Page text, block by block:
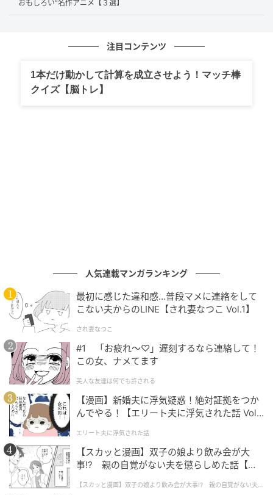
突破している社員もいるのだそう。
「会社が倒産したらどうなっちゃうの？」「会社が
（資金を）どういうふうに運営しているかもわからな
い」と退職一時金制度の問題点を指摘し、「だった
ら、その分もらって自分で投資する」と、退職金より
「給与＋自己運用」派のスタンスを示しました。
おもしろい”名作アニメ【３選】
注目コンテンツ
1本だけ動かして計算を成立させよう！マッチ棒
クイズ【脳トレ】
人気連載マンガランキング
最初に感じた違和感…普段マメに連絡をして
こない夫からのLINE【され妻なつこ Vol.1】
され妻なつこ
#1 「お疲れ〜♡」遅刻するなら連絡して！
この女、ナメてます
美人な友達は何でも許される
【漫画】新婚夫に浮気疑惑！絶対証拠をつか
んでやる！【エリート夫に浮気された話 Vol.
エリート夫に浮気された話
【スカッと漫画】双子の娘より飲み会が大
事!? 親の自覚がない夫を懲らしめた話【第1
【スカッと漫画】双子の娘より飲み会が大事!? 親の自覚がない夫を
懲らしめた話